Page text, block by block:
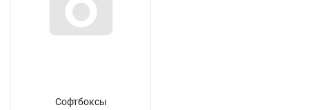
Софтбоксы